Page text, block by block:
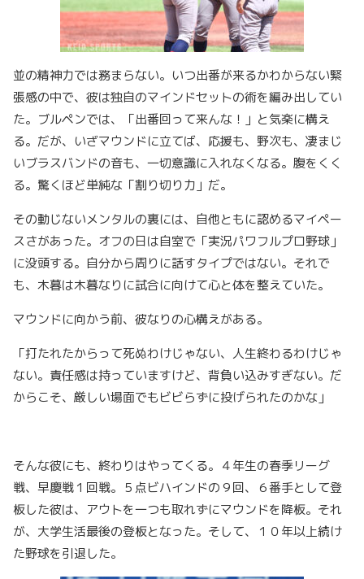
並の精神力では務まらない。いつ出番が来るかわからない緊
張感の中で、彼は独自のマインドセットの術を編み出してい
た。ブルペンでは、「出番回って来んな！」と気楽に構え
る。だが、いざマウンドに立てば、応援も、野次も、凄まじ
いブラスバンドの音も、一切意識に入れなくなる。腹をくく
る。驚くほど単純な「割り切り力」だ。
その動じないメンタルの裏には、自他ともに認めるマイペー
スさがあった。オフの日は自室で「実況パワフルプロ野球」
に没頭する。自分から周りに話すタイプではない。それで
も、木暮は木暮なりに試合に向けて心と体を整えていた。
マウンドに向かう前、彼なりの心構えがある。
「打たれたからって死ぬわけじゃない、人生終わるわけじゃ
ない。責任感は持っていますけど、背負い込みすぎない。だ
からこそ、厳しい場面でもビビらずに投げられたのかな」
そんな彼にも、終わりはやってくる。４年生の春季リーグ
戦、早慶戦１回戦。５点ビハインドの９回、６番手として登
板した彼は、アウトを一つも取れずにマウンドを降板。それ
が、大学生活最後の登板となった。そして、１０年以上続け
た野球を引退した。